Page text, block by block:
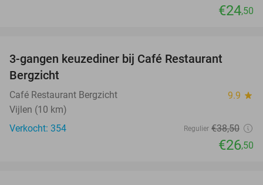
€24,50
3-gangen keuzediner bij Café Restaurant
Bergzicht
Café Restaurant Bergzicht 9.9 star
Vijlen (10 km)
Verkocht: 354
Regulier €38,50
€26,50